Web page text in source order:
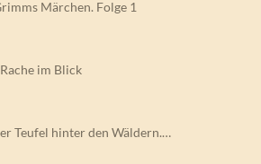
Märchen. Folge 1
im Blick
Teufel hinter den Wäldern.…